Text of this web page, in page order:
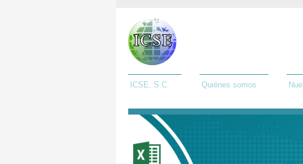
ICSE, S.C. Quiénes somos